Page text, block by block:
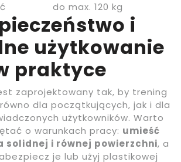
do max. 120 kg
i
użytkowanie
praktyce
zaprojektowany tak, by trening
dla początkujących, jak i dla
użytkowników. Warto
o warunkach pracy: umieść
solidnej i równej powierzchni, a
je lub użyj plastikowej